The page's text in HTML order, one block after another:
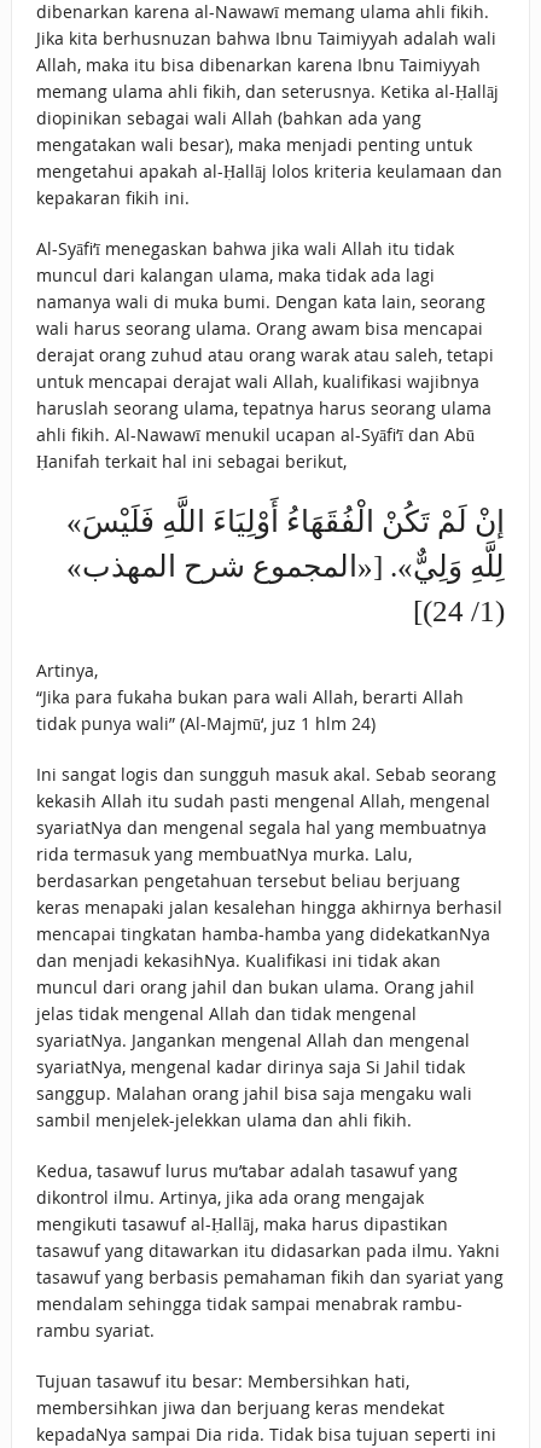
dibenarkan karena al-Nawawī memang ulama ahli fikih.
Jika kita berhusnuzan bahwa Ibnu Taimiyyah adalah wali
Allah, maka itu bisa dibenarkan karena Ibnu Taimiyyah
memang ulama ahli fikih, dan seterusnya. Ketika al-Ḥallāj
diopinikan sebagai wali Allah (bahkan ada yang
mengatakan wali besar), maka menjadi penting untuk
mengetahui apakah al-Ḥallāj lolos kriteria keulamaan dan
kepakaran fikih ini.
Al-Syāfi‘ī menegaskan bahwa jika wali Allah itu tidak
muncul dari kalangan ulama, maka tidak ada lagi
namanya wali di muka bumi. Dengan kata lain, seorang
wali harus seorang ulama. Orang awam bisa mencapai
derajat orang zuhud atau orang warak atau saleh, tetapi
untuk mencapai derajat wali Allah, kualifikasi wajibnya
haruslah seorang ulama, tepatnya harus seorang ulama
ahli fikih. Al-Nawawī menukil ucapan al-Syāfi‘ī dan Abū
Ḥanifah terkait hal ini sebagai berikut,
«إنْ لَمْ تَكُنْ الْفُقَهَاءُ أَوْلِيَاءَ اللَّهِ ‌فَلَيْسَ
‌لِلَّهِ ‌وَلِيٌّ». [«المجموع شرح المهذب»
(1/ 24)]
Artinya,
“Jika para fukaha bukan para wali Allah, berarti Allah
tidak punya wali” (Al-Majmū‘, juz 1 hlm 24)
Ini sangat logis dan sungguh masuk akal. Sebab seorang
kekasih Allah itu sudah pasti mengenal Allah, mengenal
syariatNya dan mengenal segala hal yang membuatnya
rida termasuk yang membuatNya murka. Lalu,
berdasarkan pengetahuan tersebut beliau berjuang
keras menapaki jalan kesalehan hingga akhirnya berhasil
mencapai tingkatan hamba-hamba yang didekatkanNya
dan menjadi kekasihNya. Kualifikasi ini tidak akan
muncul dari orang jahil dan bukan ulama. Orang jahil
jelas tidak mengenal Allah dan tidak mengenal
syariatNya. Jangankan mengenal Allah dan mengenal
syariatNya, mengenal kadar dirinya saja Si Jahil tidak
sanggup. Malahan orang jahil bisa saja mengaku wali
sambil menjelek-jelekkan ulama dan ahli fikih.
Kedua, tasawuf lurus mu’tabar adalah tasawuf yang
dikontrol ilmu. Artinya, jika ada orang mengajak
mengikuti tasawuf al-Ḥallāj, maka harus dipastikan
tasawuf yang ditawarkan itu didasarkan pada ilmu. Yakni
tasawuf yang berbasis pemahaman fikih dan syariat yang
mendalam sehingga tidak sampai menabrak rambu-
rambu syariat.
Tujuan tasawuf itu besar: Membersihkan hati,
membersihkan jiwa dan berjuang keras mendekat
kepadaNya sampai Dia rida. Tidak bisa tujuan seperti ini